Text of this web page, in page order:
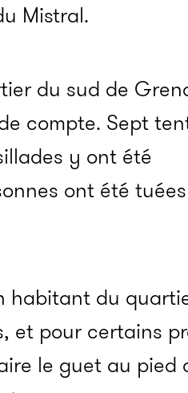
Mistral.
du sud de
compte. Sept
y ont été
ont été
habitant du
et pour certains
le guet au pied